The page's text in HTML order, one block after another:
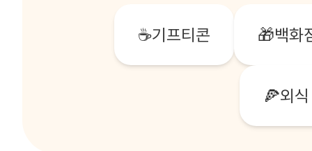
☕기프티콘 🎁백화
🍕외식